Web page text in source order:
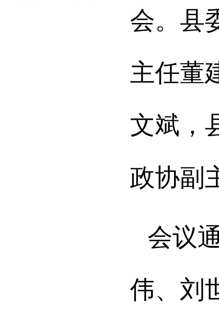
会。县
主任董
文斌，
政协副
会议
伟、刘